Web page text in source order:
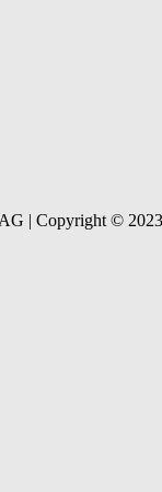
AG | Copyright © 2023